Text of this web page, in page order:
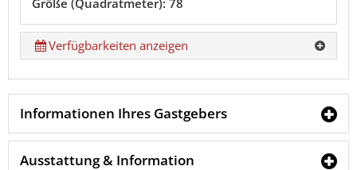
Verfügbarkeiten anzeigen
Informationen Ihres Gastgebers
Ausstattung & Information